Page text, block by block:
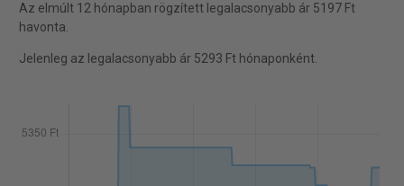
Az elmúlt 12 hónapban rögzített legalacsonyabb ár 5197 Ft
havonta.
Jelenleg az legalacsonyabb ár 5293 Ft hónaponként.